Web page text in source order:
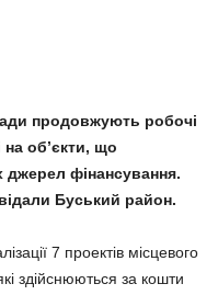
продовжують робочі
на об’єкти, що
джерел фінансування.
Буський район.
7 проектів місцевого
здійснюються за кошти